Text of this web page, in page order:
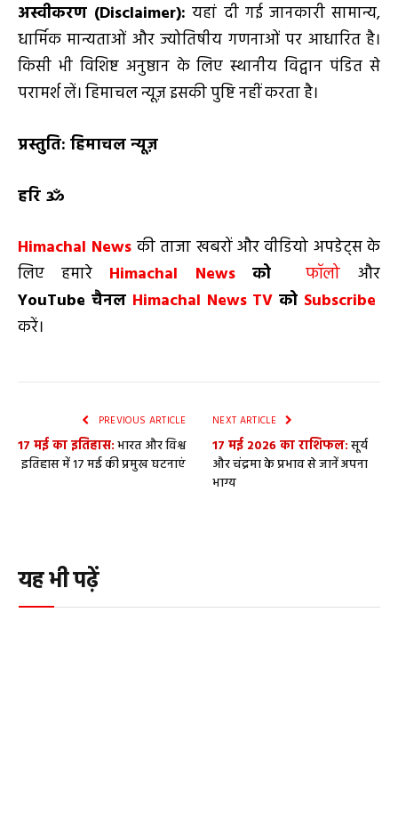
अस्वीकरण (Disclaimer): यहां दी गई जानकारी सामान्य,
धार्मिक मान्यताओं और ज्योतिषीय गणनाओं पर आधारित है।
किसी भी विशिष्ट अनुष्ठान के लिए स्थानीय विद्वान पंडित से
परामर्श लें। हिमाचल न्यूज़ इसकी पुष्टि नहीं करता है।
प्रस्तुति: हिमाचल न्यूज़
हरि ॐ
Himachal News की ताजा खबरों और वीडियो अपडेट्स के
लिए हमारे Himachal News को फॉलो
और
YouTube चैनल Himachal News TVको Subscribe
करें।
PREVIOUS ARTICLE
17 मई का इतिहास:भारत और विश्व
इतिहास में 17 मई की प्रमुख घटनाएं
NEXT ARTICLE
17 मई 2026 का राशिफल:सूर्य
और चंद्रमा के प्रभाव से जानें अपना
भाग्य
यह भी पढ़ें